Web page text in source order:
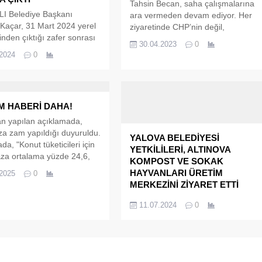
Belediye Başkanı
31 Mart 2024 yerel
çıktığı zafer sonrası
ve vatandaşları
Tavşanlı’da yeni bir
yerel seçimlerini
Halkımızın
ile birlikte bir kez daha
Belediye...
0
Tahsin Becan, saha çalışmalarına
ara vermeden devam ediyor. Her
ziyaretinde CHP’nin değil,
Yalova’nın Milletvekili olacağını dile
getiren Becan, Ben Ankara’ya el
30.04.2023 0
HABERİ DAHA!
yapılan açıklamada,
zam yapıldığı duyuruldu.
"Konut tüketicileri için
ortalama yüzde 24,6,
için de yüzde
ifadeleri
0
YALOVA BELEDİYESİ
YETKİLİLERİ, ALTINOVA
KOMPOST VE SOKAK
HAYVANLARI ÜRETİM
MERKEZİNİ ZİYARET ETTİ
Yalova Belediyesi İklim Değişikliği
ve Sıfır Atık Müdürlüğü ile Veteriner
11.07.2024 0